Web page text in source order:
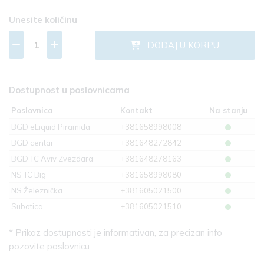
Unesite količinu
DODAJ U KORPU
Dostupnost u poslovnicama
Poslovnica Kontakt
Na stanju
BGD eLiquid Piramida
+381658998008
BGD centar
+381648272842
BGD TC Aviv Zvezdara
+381648278163
NS TC Big
+381658998080
NS Železnička
+381605021500
Subotica
+381605021510
* Prikaz dostupnosti je informativan, za precizan info
pozovite poslovnicu